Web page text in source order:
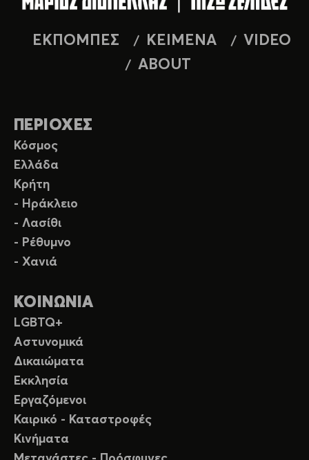
ΕΚΠΟΜΠΕΣ ΚΕΙΜΕΝΑ
VIDEO
ABOUT
ΠΕΡΙΟΧΕΣ
Κόσμος
Ελλάδα
Κρήτη
- Ηράκλειο
- Λασίθι
- Ρέθυμνο
- Χανιά
ΚΟΙΝΩΝΙΑ
LGBTQ+
Αστυνομικά
Δικαιώματα
Εκκλησία
Εργαζόμενοι
Καιρικό - Καταστροφές
Κινήματα